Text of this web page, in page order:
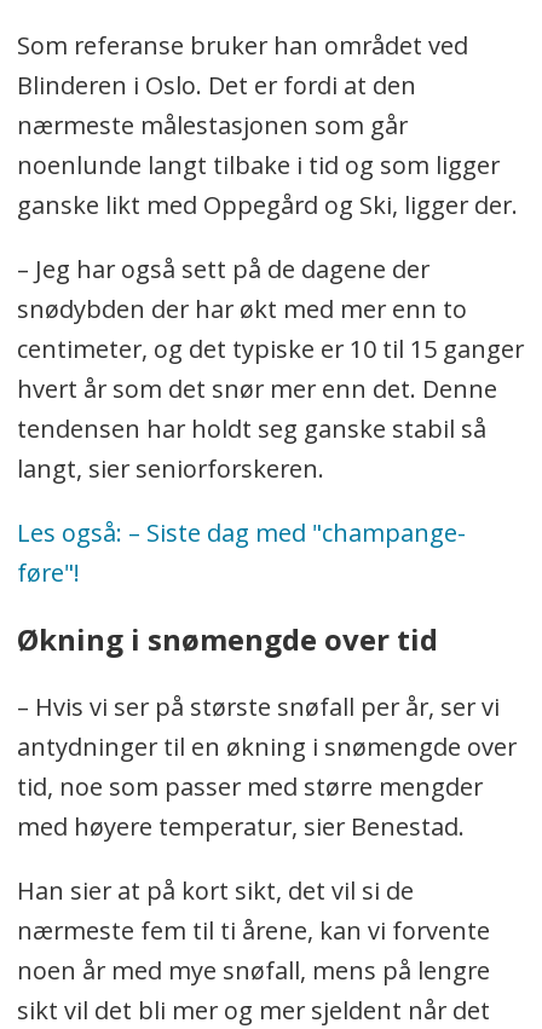
Som referanse bruker han området ved
Blinderen i Oslo. Det er fordi at den
nærmeste målestasjonen som går
noenlunde langt tilbake i tid og som ligger
ganske likt med Oppegård og Ski, ligger der.
– Jeg har også sett på de dagene der
snødybden der har økt med mer enn to
centimeter, og det typiske er 10 til 15 ganger
hvert år som det snør mer enn det. Denne
tendensen har holdt seg ganske stabil så
langt, sier seniorforskeren.
Les også: – Siste dag med "champange-
føre"!
Økning i snømengde over tid
– Hvis vi ser på største snøfall per år, ser vi
antydninger til en økning i snømengde over
tid, noe som passer med større mengder
med høyere temperatur, sier Benestad.
Han sier at på kort sikt, det vil si de
nærmeste fem til ti årene, kan vi forvente
noen år med mye snøfall, mens på lengre
sikt vil det bli mer og mer sjeldent når det